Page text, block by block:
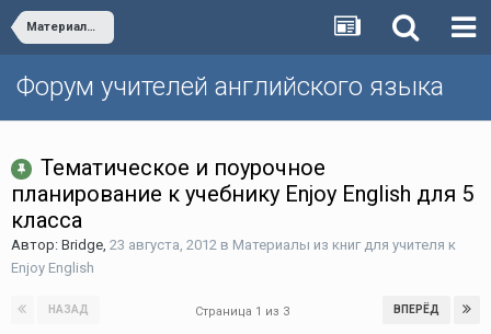
Материалы из книг для учителя к Enjoy English
Форум учителей английского языка
Тематическое и поурочное
планирование к учебнику Enjoy English для 5
класса
Автор: Bridge, 23 августа, 2012 в Материалы из книг для учителя к
Enjoy English
НАЗАД ВПЕРЁД
Страница 1 из 3